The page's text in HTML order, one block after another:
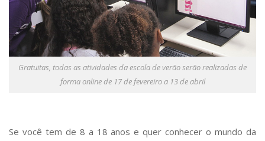
Segurança, Trânsito e Prevenção
RH, Administrativo e Financeiro
Outros serviços
Comunicação
Assessorias e Mídias
Aplicativos e Sites
Gratuitas, todas as atividades da escola de verão serão realizadas de
forma online de 17 de fevereiro a 13 de abril
Se você tem de 8 a 18 anos e quer conhecer o mundo da